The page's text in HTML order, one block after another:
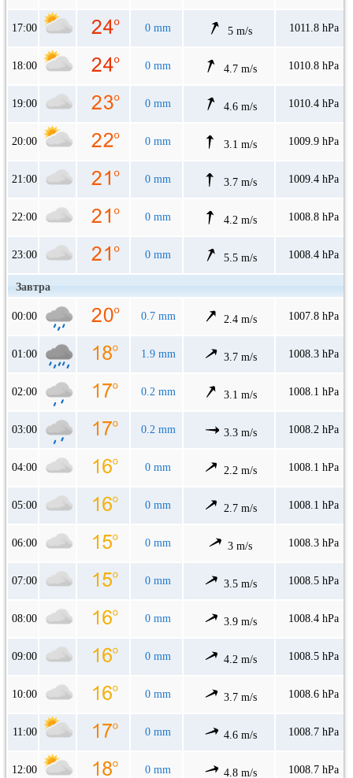
17:00 0 mm 5 m/s 1011.8 hPa
18:00 0 mm 4.7 m/s 1010.8 hPa
19:00 0 mm 4.6 m/s 1010.4 hPa
20:00 0 mm 3.1 m/s 1009.9 hPa
21:00 0 mm 3.7 m/s 1009.4 hPa
22:00 0 mm 4.2 m/s 1008.8 hPa
23:00 0 mm 5.5 m/s 1008.4 hPa
Завтра
00:00 0.7 mm 2.4 m/s 1007.8 hPa
01:00 1.9 mm 3.7 m/s 1008.3 hPa
02:00 0.2 mm 3.1 m/s 1008.1 hPa
03:00 0.2 mm 3.3 m/s 1008.2 hPa
04:00 0 mm 2.2 m/s 1008.1 hPa
05:00 0 mm 2.7 m/s 1008.1 hPa
06:00 0 mm 3 m/s 1008.3 hPa
07:00 0 mm 3.5 m/s 1008.5 hPa
08:00 0 mm 3.9 m/s 1008.4 hPa
09:00 0 mm 4.2 m/s 1008.5 hPa
10:00 0 mm 3.7 m/s 1008.6 hPa
11:00 0 mm 4.6 m/s 1008.7 hPa
12:00 0 mm 4.8 m/s 1008.7 hPa